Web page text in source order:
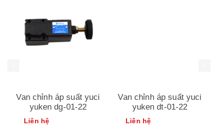
Van chỉnh áp suất yuci
yuken dg-01-22
Liên hệ
Van chỉnh áp suất yuci
yuken dt-01-22
Liên hệ